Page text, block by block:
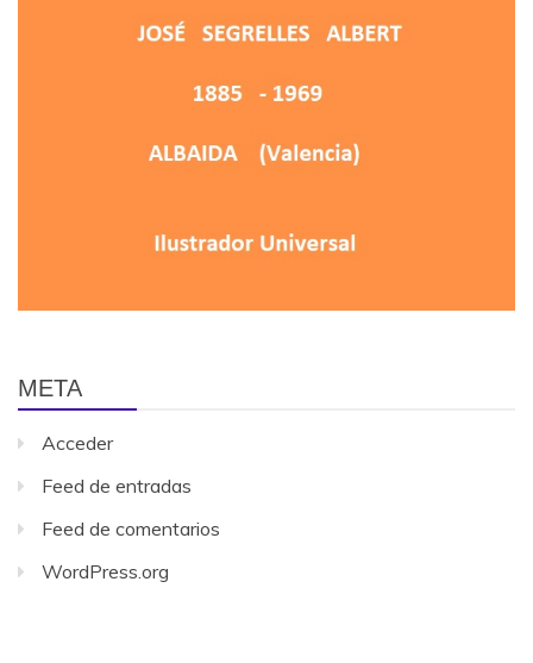
META
Acceder
Feed de entradas
Feed de comentarios
WordPress.org